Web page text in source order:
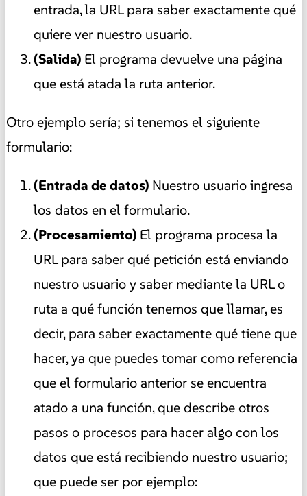
entrada, la URL para saber exactamente qué
quiere ver nuestro usuario.
(Salida) El programa devuelve una página
que está atada la ruta anterior.
Otro ejemplo sería; si tenemos el siguiente
formulario:
(Entrada de datos) Nuestro usuario ingresa
los datos en el formulario.
(Procesamiento) El programa procesa la
URL para saber qué petición está enviando
nuestro usuario y saber mediante la URL o
ruta a qué función tenemos que llamar, es
decir, para saber exactamente qué tiene que
hacer, ya que puedes tomar como referencia
que el formulario anterior se encuentra
atado a una función, que describe otros
pasos o procesos para hacer algo con los
datos que está recibiendo nuestro usuario;
que puede ser por ejemplo: